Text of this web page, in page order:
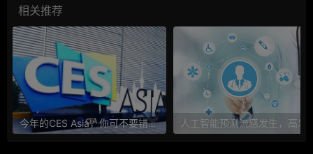
相关推荐
今年的CES Asia，你可不要错过这些自动驾驶看点